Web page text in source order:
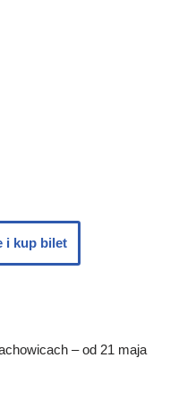
i kup bilet
– od 21 maja